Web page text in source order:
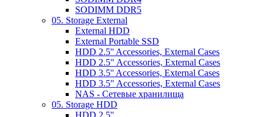
SODIMM DDR5
05. Storage External
External HDD
External Portable SSD
HDD 2.5'' Accessories, External Cases
HDD 2.5" Accessories, External Cases
HDD 3.5'' Accessories, External Cases
HDD 3.5" Accessories, External Cases
NAS - Сетевые хранилища
05. Storage HDD
HDD 2.5''